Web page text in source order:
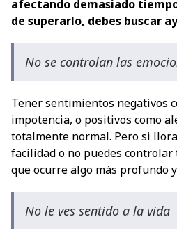
afectando demasiado
de superarlo, debes buscar
No se controlan las
Tener sentimientos negativos
impotencia, o positivos como
totalmente normal. Pero si
facilidad o no puedes
que ocurre algo más profundo
No le ves sentido a la vida